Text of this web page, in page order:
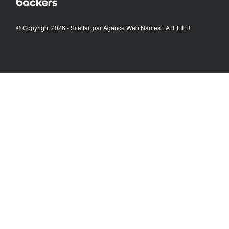
© Copyright 2026 - Site fait parAgence Web Nantes LATELIER